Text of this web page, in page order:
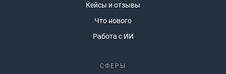
Кейсы и отзывы
Что нового
Работа с ИИ
СФЕРЫ